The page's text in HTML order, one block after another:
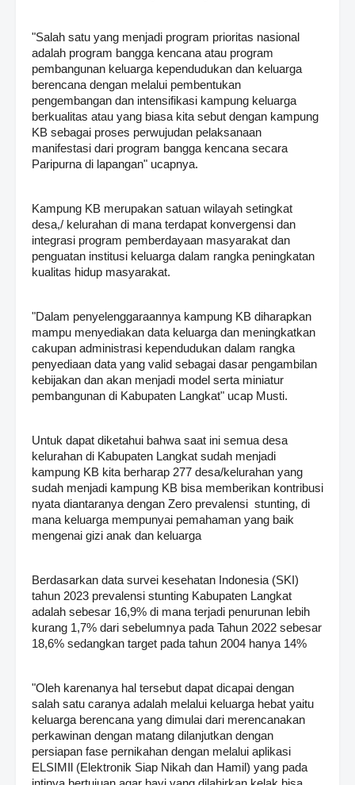
"Salah satu yang menjadi program prioritas nasional
adalah program bangga kencana atau program
pembangunan keluarga kependudukan dan keluarga
berencana dengan melalui pembentukan
pengembangan dan intensifikasi kampung keluarga
berkualitas atau yang biasa kita sebut dengan kampung
KB sebagai proses perwujudan pelaksanaan
manifestasi dari program bangga kencana secara
Paripurna di lapangan" ucapnya.
Kampung KB merupakan satuan wilayah setingkat
desa,/ kelurahan di mana terdapat konvergensi dan
integrasi program pemberdayaan masyarakat dan
penguatan institusi keluarga dalam rangka peningkatan
kualitas hidup masyarakat.
"Dalam penyelenggaraannya kampung KB diharapkan
mampu menyediakan data keluarga dan meningkatkan
cakupan administrasi kependudukan dalam rangka
penyediaan data yang valid sebagai dasar pengambilan
kebijakan dan akan menjadi model serta miniatur
pembangunan di Kabupaten Langkat" ucap Musti.
Untuk dapat diketahui bahwa saat ini semua desa
kelurahan di Kabupaten Langkat sudah menjadi
kampung KB kita berharap 277 desa/kelurahan yang
sudah menjadi kampung KB bisa memberikan kontribusi
nyata diantaranya dengan Zero prevalensi stunting, di
mana keluarga mempunyai pemahaman yang baik
mengenai gizi anak dan keluarga
Berdasarkan data survei kesehatan Indonesia (SKI)
tahun 2023 prevalensi stunting Kabupaten Langkat
adalah sebesar 16,9% di mana terjadi penurunan lebih
kurang 1,7% dari sebelumnya pada Tahun 2022 sebesar
18,6% sedangkan target pada tahun 2004 hanya 14%
"Oleh karenanya hal tersebut dapat dicapai dengan
salah satu caranya adalah melalui keluarga hebat yaitu
keluarga berencana yang dimulai dari merencanakan
perkawinan dengan matang dilanjutkan dengan
persiapan fase pernikahan dengan melalui aplikasi
ELSIMIl (Elektronik Siap Nikah dan Hamil) yang pada